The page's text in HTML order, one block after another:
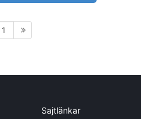
1
Sajtlänkar